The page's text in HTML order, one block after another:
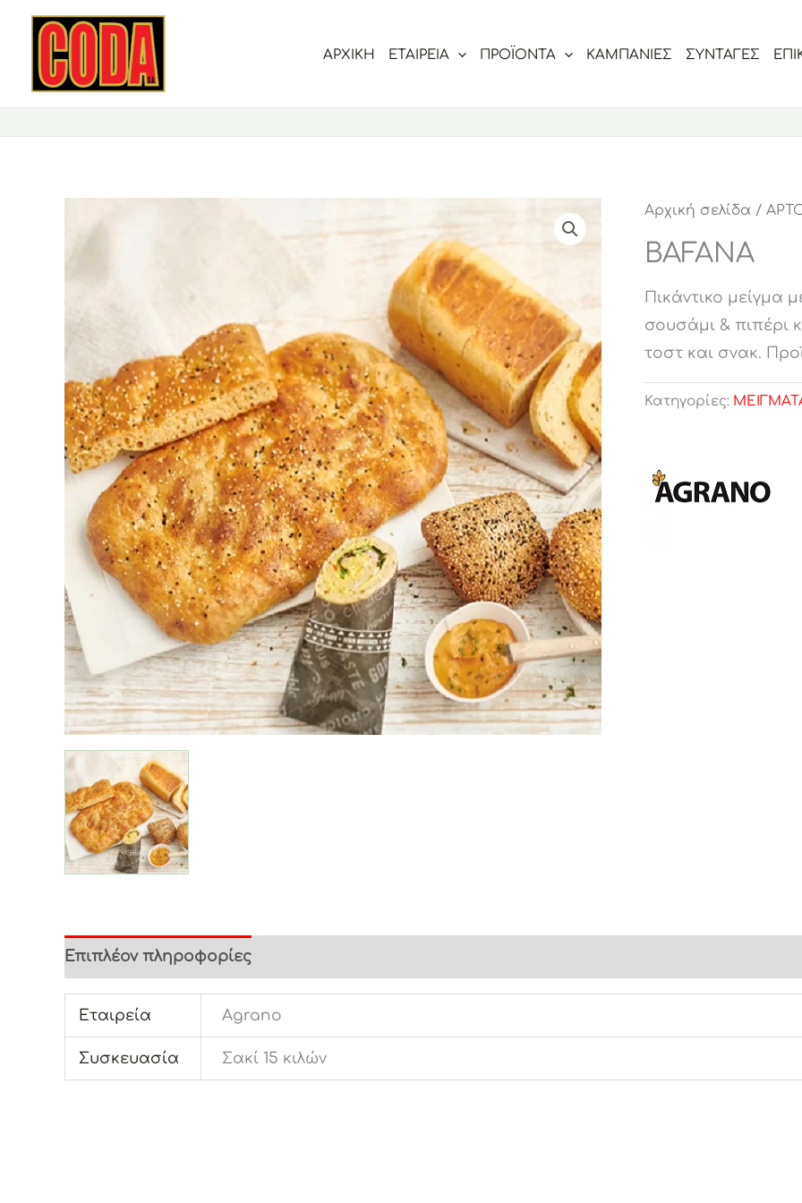
Μετάβαση
περιεχόμενο
ΑΡΧΙΚΗ ΕΤΑΙΡΕΙΑ ΠΡΟΪΟΝΤΑ ΚΑΜΠΑΝΙΕΣ ΣΥΝΤΑΓΕΣ
Αρχική σελίδα /
BAFANA
Πικάντικο μείγμα
σουσάμι & πιπέρι
τοστ και σνακ.
Κατηγορίες:
Επιπλέον πληροφορίες
Εταιρεία Agrano
Συσκευασία Σακί 15 κιλών